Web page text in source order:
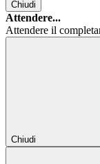
Chiudi
Attendere...
Attendere il
Chiudi